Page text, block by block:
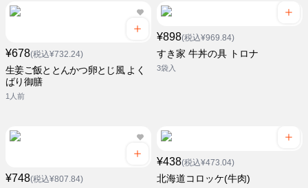
¥678(税込¥732.24)
生姜ご飯ととんかつ卵とじ風 よく
ばり御膳
1人前
¥898(税込¥969.84)
すき家 牛丼の具 トロナ
3袋入
¥748(税込¥807.84)
¥438(税込¥473.04)
北海道コロッケ(牛肉)